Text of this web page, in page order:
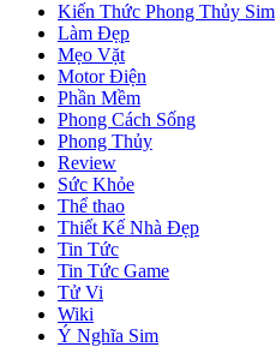
Kiến Thức Phong Thủy Sim
Làm Đẹp
Mẹo Vặt
Motor Điện
Phần Mềm
Phong Cách Sống
Phong Thủy
Review
Sức Khỏe
Thể thao
Thiết Kế Nhà Đẹp
Tin Tức
Tin Tức Game
Tử Vi
Wiki
Ý Nghĩa Sim